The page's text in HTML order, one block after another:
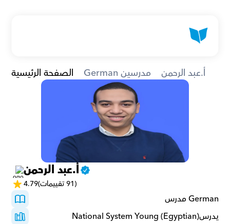
الصفحة الرئيسية German مدرسين أ.عبد الرحمن
أ.عبد الرحمن
4.79 (91 تقييمات)
German مدرس
يدرسNational System Young (Egyptian)